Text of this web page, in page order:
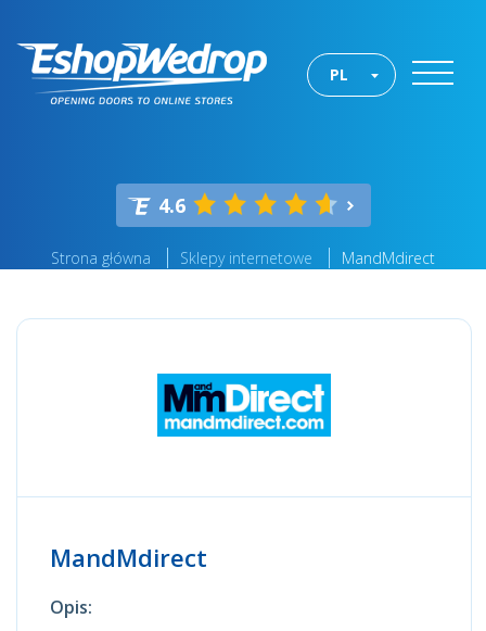
PL
4.6
Strona główna Sklepy internetowe MandMdirect
MandMdirect
Opis: